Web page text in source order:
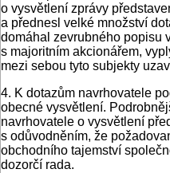
o vysvětlení zprávy
a přednesl velké množství
domáhal zevrubného popisu
s majoritním akcionářem,
mezi sebou tyto subjekty
4. K dotazům navrhovatele
obecné vysvětlení.
navrhovatele o vysvětlení
s odůvodněním, že
obchodního tajemství
dozorčí rada.